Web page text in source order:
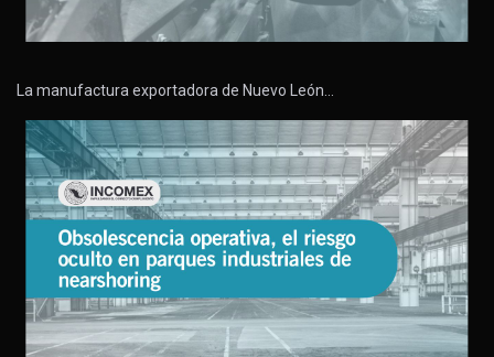
La manufactura exportadora de Nuevo León…